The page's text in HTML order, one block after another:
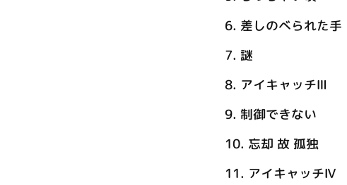
6. 差しのべられた手
7. 謎
8. アイキャッチⅢ
9. 制御できない
10. 忘却 故 孤独
11. アイキャッチⅣ